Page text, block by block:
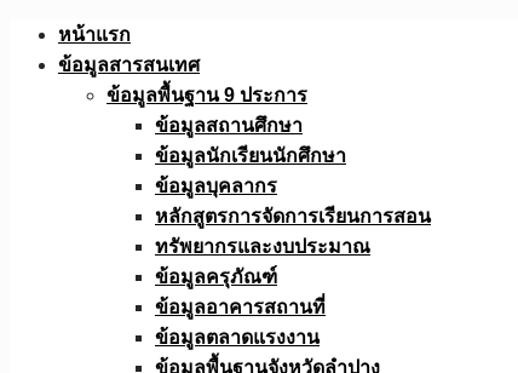
Skip
หน้าแรก
ข้อมูลสารสนเทศ
ข้อมูลพื้นฐาน 9 ประการ
ข้อมูลสถานศึกษา
ข้อมูลนักเรียนนักศึกษา
ข้อมูลบุคลากร
หลักสูตรการจัดการเรียนการสอน
ทรัพยากรและงบประมาณ
ข้อมูลครุภัณฑ์
ข้อมูลอาคารสถานที่
ข้อมูลตลาดแรงงาน
ข้อมูลพื้นฐานจังหวัดลำปาง